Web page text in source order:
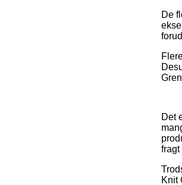
De
Det
fragt
Knit